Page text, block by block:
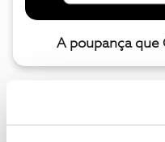
A poupança que